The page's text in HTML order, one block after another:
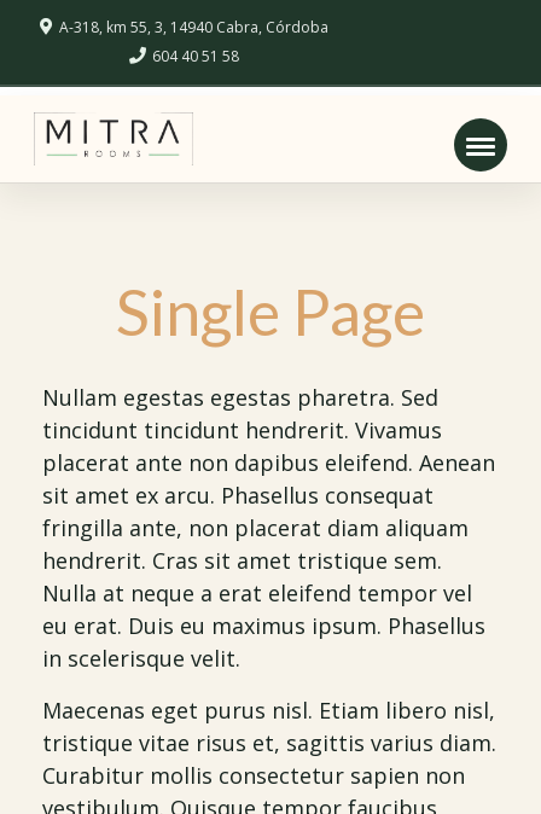
A-318, km 55, 3, 14940 Cabra, Córdoba
604 40 51 58
Single Page
Nullam egestas egestas pharetra. Sed
tincidunt tincidunt hendrerit. Vivamus
placerat ante non dapibus eleifend. Aenean
sit amet ex arcu. Phasellus consequat
fringilla ante, non placerat diam aliquam
hendrerit. Cras sit amet tristique sem.
Nulla at neque a erat eleifend tempor vel
eu erat. Duis eu maximus ipsum. Phasellus
in scelerisque velit.
Maecenas eget purus nisl. Etiam libero nisl,
tristique vitae risus et, sagittis varius diam.
Curabitur mollis consectetur sapien non
vestibulum. Quisque tempor faucibus